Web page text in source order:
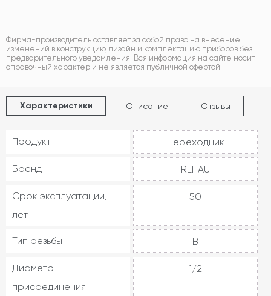
Фирма-производитель оставляет за собой право на внесение
изменений в конструкцию, дизайн и комплектацию приборов без
предварительного уведомления. Вся информация на сайте носит
справочный характер и не является публичной офертой.
Характеристики Описание Отзывы
Продукт Переходник
Бренд REHAU
Срок эксплуатации,
лет
50
Тип резьбы В
Диаметр
присоединения
1/2